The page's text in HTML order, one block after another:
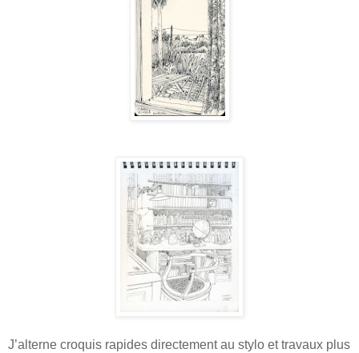
J’alterne croquis rapides directement au stylo et travaux plus